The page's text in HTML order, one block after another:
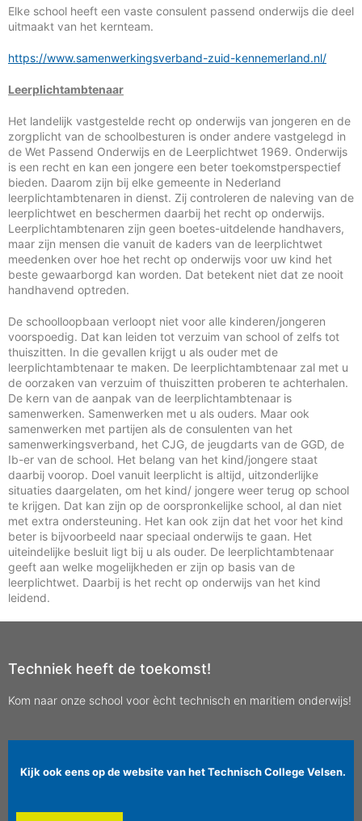
Elke school heeft een vaste consulent passend onderwijs die deel
uitmaakt van het kernteam.
https://www.samenwerkingsverband-zuid-kennemerland.nl/
Leerplichtambtenaar
Het landelijk vastgestelde recht op onderwijs van jongeren en de
zorgplicht van de schoolbesturen is onder andere vastgelegd in
de Wet Passend Onderwijs en de Leerplichtwet 1969. Onderwijs
is een recht en kan een jongere een beter toekomstperspectief
bieden. Daarom zijn bij elke gemeente in Nederland
leerplichtambtenaren in dienst. Zij controleren de naleving van de
leerplichtwet en beschermen daarbij het recht op onderwijs.
Leerplichtambtenaren zijn geen boetes-uitdelende handhavers,
maar zijn mensen die vanuit de kaders van de leerplichtwet
meedenken over hoe het recht op onderwijs voor uw kind het
beste gewaarborgd kan worden. Dat betekent niet dat ze nooit
handhavend optreden.
De schoolloopbaan verloopt niet voor alle kinderen/jongeren
voorspoedig. Dat kan leiden tot verzuim van school of zelfs tot
thuiszitten. In die gevallen krijgt u als ouder met de
leerplichtambtenaar te maken. De leerplichtambtenaar zal met u
de oorzaken van verzuim of thuiszitten proberen te achterhalen.
De kern van de aanpak van de leerplichtambtenaar is
samenwerken. Samenwerken met u als ouders. Maar ook
samenwerken met partijen als de consulenten van het
samenwerkingsverband, het CJG, de jeugdarts van de GGD, de
Ib-er van de school. Het belang van het kind/jongere staat
daarbij voorop. Doel vanuit leerplicht is altijd, uitzonderlijke
situaties daargelaten, om het kind/ jongere weer terug op school
te krijgen. Dat kan zijn op de oorspronkelijke school, al dan niet
met extra ondersteuning. Het kan ook zijn dat het voor het kind
beter is bijvoorbeeld naar speciaal onderwijs te gaan. Het
uiteindelijke besluit ligt bij u als ouder. De leerplichtambtenaar
geeft aan welke mogelijkheden er zijn op basis van de
leerplichtwet. Daarbij is het recht op onderwijs van het kind
leidend.
Techniek heeft de toekomst!
Kom naar onze school voor ècht technisch en maritiem onderwijs!
Kijk ook eens op de website van het Technisch College Velsen.